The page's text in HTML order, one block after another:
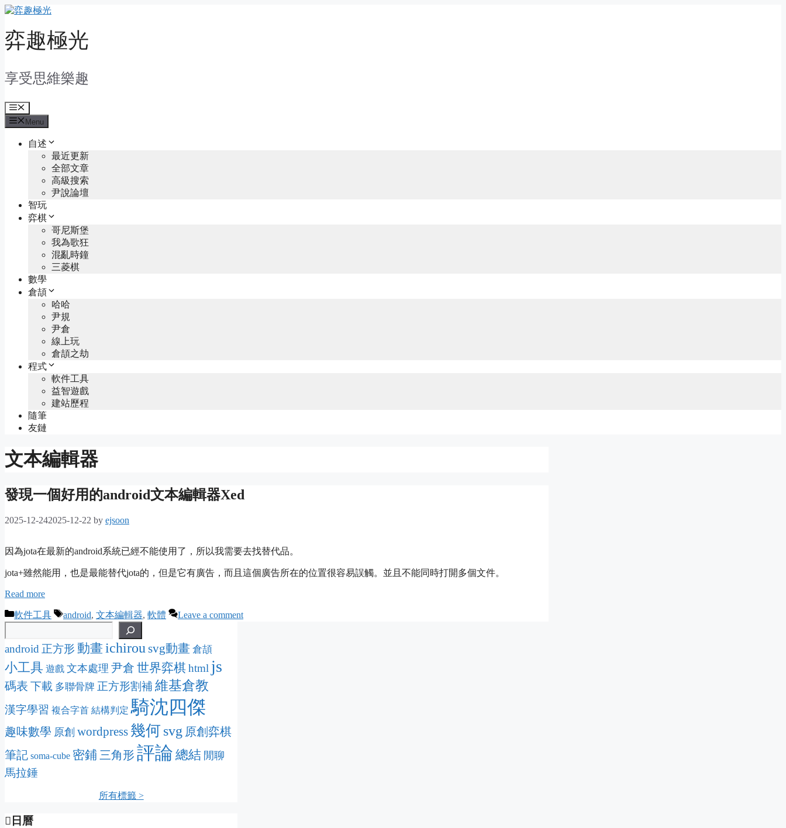
Skip
content
弈趣極光
享受思維樂趣
Menu
Menu
自述
最近更新
全部文章
高級搜索
尹說論壇
智玩
弈棋
哥尼斯堡
我為歌狂
混亂時鐘
三菱棋
數學
倉頡
哈哈
尹規
尹倉
線上玩
倉頡之劫
程式
軟件工具
益智遊戲
建站歷程
隨筆
友鏈
文本編輯器
發現一個好用的android文本編輯器Xed
2025-12-242025-12-22 by ejsoon
因為jota在最新的android系統已經不能使用了，所以我需要去找替代品。
jota+雖然能用，也是最能替代jota的，但是它有廣告，而且這個廣告所在的位置很容易誤觸。並且不能同時打開多個文件。
Read more
Categories
軟件工具 Tags
android, 文本編輯器, 軟體 Leave a comment
android 正方形 動畫 ichirousvg動畫 倉頡
小工具 遊戲 文本處理 尹倉 世界弈棋html js
碼表 下載 多聯骨牌 正方形割補 維基倉教
漢字學習 複合字首 結構判定 騎沈四傑
趣味數學 原創 wordpress 幾何svg 原創弈棋
筆記 soma-cube 密鋪三角形 評論 總結 閒聊
馬拉錘
所有標籤 >
日曆